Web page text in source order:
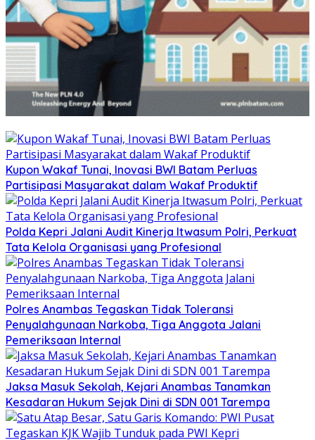
Kupon Wakaf Tunai, Inovasi BWI Batam Perluas
Partisipasi Masyarakat dalam Wakaf Produktif
Polda Kepri Jalani Audit Kinerja Itwasum Polri, Perkuat
Tata Kelola Organisasi yang Profesional
Polres Anambas Tegaskan Tidak Toleransi
Penyalahgunaan Narkoba, Tiga Anggota Jalani
Pemeriksaan Internal
Jaksa Masuk Sekolah, Kejari Anambas Tanamkan
Kesadaran Hukum Sejak Dini di SDN 001 Tarempa